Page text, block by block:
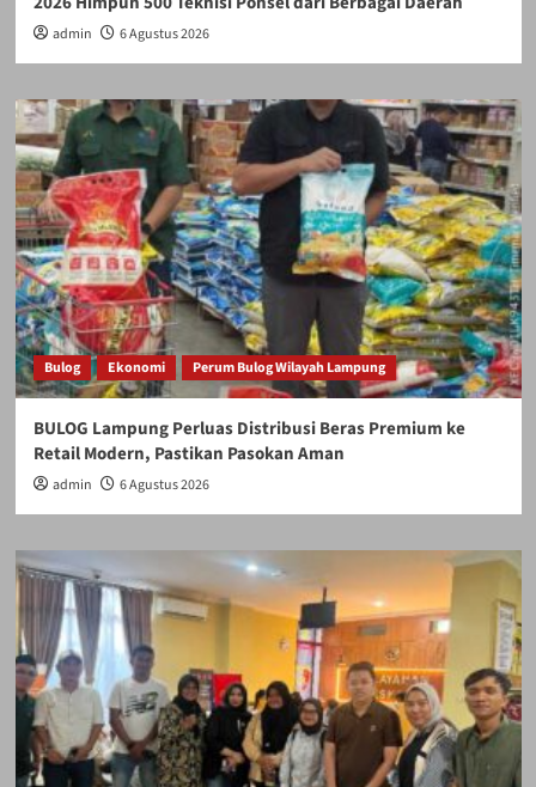
admin 6 Agustus 2026
Bulog Ekonomi Perum Bulog Wilayah Lampung
BULOG Lampung Perluas Distribusi Beras Premium ke
Retail Modern, Pastikan Pasokan Aman
admin 6 Agustus 2026